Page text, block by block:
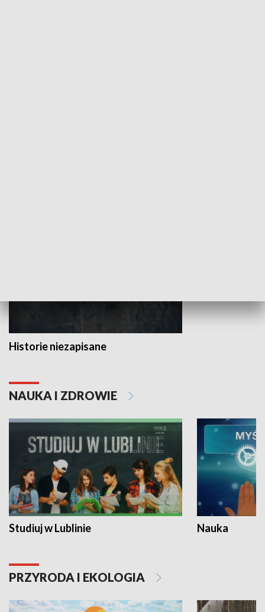
Historie niezapisane
NAUKA I ZDROWIE
Studiuj w Lublinie Nauka
PRZYRODA I EKOLOGIA